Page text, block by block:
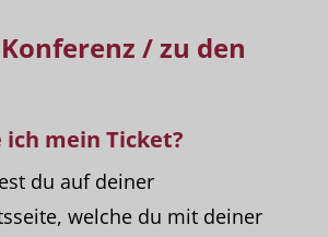
/ zu den
ich mein Ticket?
du auf deiner
welche du mit deiner